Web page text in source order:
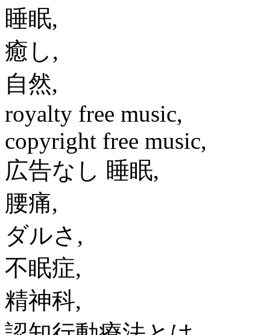
睡眠,
癒し,
自然,
royalty free music,
copyright free music,
広告なし 睡眠,
腰痛,
ダルさ,
不眠症,
精神科,